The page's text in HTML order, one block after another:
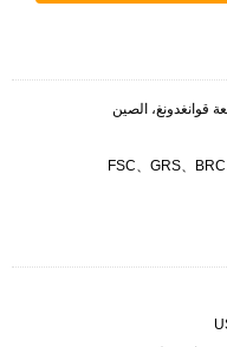
قوانغدونغ، الصين
FSC、GRS、